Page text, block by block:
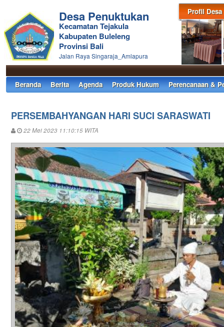
Profil Desa
Desa Penuktukan
Kecamatan Tejakula
Kabupaten Buleleng
Provinsi Bali
Jalan Raya Singaraja_Amlapura
Beranda Berita Agenda Produk Hukum Perencanaan &
PERSEMBAHYANGAN HARI SUCI SARASWATI
22 Mei 2023 11:10:15 WITA